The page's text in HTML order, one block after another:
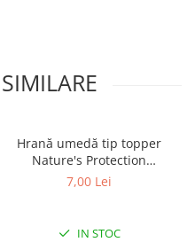
Hrană umedă tip topper
Nature's Protection
Superior Care cu Ton și
eliminarea petelor din jurul
7,00 Lei
IN STOC